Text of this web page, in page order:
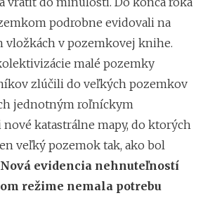
podrobne evidovali na
v pozemkovej knihe.
malé pozemky
zlúčili do veľkých pozemkov
jednotným roľníckym
katastrálne mapy, do ktorých
veľký pozemok tak, ako bol
Nová evidencia nehnuteľností
režime nemala potrebu